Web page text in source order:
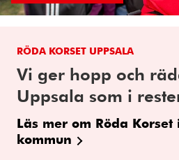
RÖDA KORSET UPPSALA
Vi ger hopp och
Uppsala som i
Läs mer om Röda
kommun